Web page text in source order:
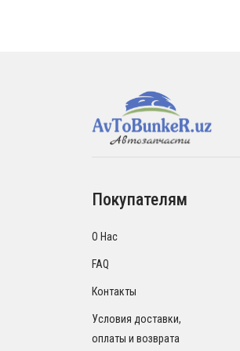
Покупателям
О Нас
FAQ
Контакты
Условия доставки,
оплаты и возврата